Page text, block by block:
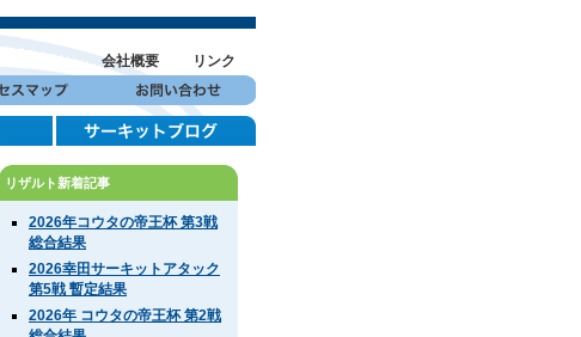
リンク
会社概要
リザルト新着記事
2026年コウタの帝王杯 第3戦
総合結果
2026幸田サーキットアタック
第5戦 暫定結果
2026年 コウタの帝王杯 第2戦